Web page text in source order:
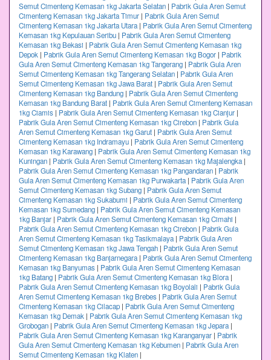
Semut Cimenteng Kemasan 1kg Jakarta Selatan | Pabrik Gula Aren Semut
Cimenteng Kemasan 1kg Jakarta Timur | Pabrik Gula Aren Semut
Cimenteng Kemasan 1kg Jakarta Utara | Pabrik Gula Aren Semut Cimenteng
Kemasan 1kg Kepulauan Seribu | Pabrik Gula Aren Semut Cimenteng
Kemasan 1kg Bekasi | Pabrik Gula Aren Semut Cimenteng Kemasan 1kg
Depok | Pabrik Gula Aren Semut Cimenteng Kemasan 1kg Bogor | Pabrik
Gula Aren Semut Cimenteng Kemasan 1kg Tangerang | Pabrik Gula Aren
Semut Cimenteng Kemasan 1kg Tangerang Selatan | Pabrik Gula Aren
Semut Cimenteng Kemasan 1kg Jawa Barat | Pabrik Gula Aren Semut
Cimenteng Kemasan 1kg Bandung | Pabrik Gula Aren Semut Cimenteng
Kemasan 1kg Bandung Barat | Pabrik Gula Aren Semut Cimenteng Kemasan
1kg Ciamis | Pabrik Gula Aren Semut Cimenteng Kemasan 1kg Cianjur |
Pabrik Gula Aren Semut Cimenteng Kemasan 1kg Cirebon | Pabrik Gula
Aren Semut Cimenteng Kemasan 1kg Garut | Pabrik Gula Aren Semut
Cimenteng Kemasan 1kg Indramayu | Pabrik Gula Aren Semut Cimenteng
Kemasan 1kg Karawang | Pabrik Gula Aren Semut Cimenteng Kemasan 1kg
Kuningan | Pabrik Gula Aren Semut Cimenteng Kemasan 1kg Majalengka |
Pabrik Gula Aren Semut Cimenteng Kemasan 1kg Pangandaran | Pabrik
Gula Aren Semut Cimenteng Kemasan 1kg Purwakarta | Pabrik Gula Aren
Semut Cimenteng Kemasan 1kg Subang | Pabrik Gula Aren Semut
Cimenteng Kemasan 1kg Sukabumi | Pabrik Gula Aren Semut Cimenteng
Kemasan 1kg Sumedang | Pabrik Gula Aren Semut Cimenteng Kemasan
1kg Banjar | Pabrik Gula Aren Semut Cimenteng Kemasan 1kg Cimahi |
Pabrik Gula Aren Semut Cimenteng Kemasan 1kg Cirebon | Pabrik Gula
Aren Semut Cimenteng Kemasan 1kg Tasikmalaya | Pabrik Gula Aren
Semut Cimenteng Kemasan 1kg Jawa Tengah | Pabrik Gula Aren Semut
Cimenteng Kemasan 1kg Banjarnegara | Pabrik Gula Aren Semut Cimenteng
Kemasan 1kg Banyumas | Pabrik Gula Aren Semut Cimenteng Kemasan
1kg Batang | Pabrik Gula Aren Semut Cimenteng Kemasan 1kg Blora |
Pabrik Gula Aren Semut Cimenteng Kemasan 1kg Boyolali | Pabrik Gula
Aren Semut Cimenteng Kemasan 1kg Brebes | Pabrik Gula Aren Semut
Cimenteng Kemasan 1kg Cilacap | Pabrik Gula Aren Semut Cimenteng
Kemasan 1kg Demak | Pabrik Gula Aren Semut Cimenteng Kemasan 1kg
Grobogan | Pabrik Gula Aren Semut Cimenteng Kemasan 1kg Jepara |
Pabrik Gula Aren Semut Cimenteng Kemasan 1kg Karanganyar | Pabrik
Gula Aren Semut Cimenteng Kemasan 1kg Kebumen | Pabrik Gula Aren
Semut Cimenteng Kemasan 1kg Klaten |